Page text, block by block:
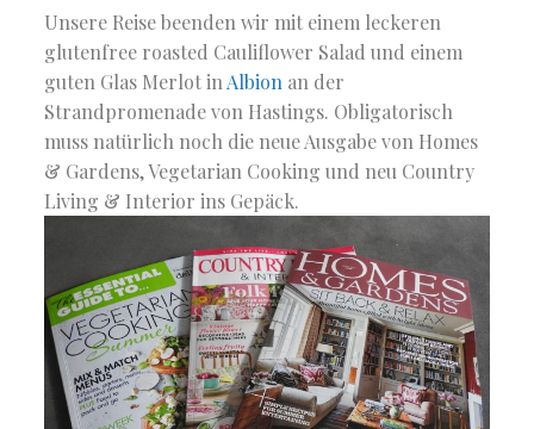
Unsere Reise beenden wir mit einem leckeren
glutenfree roasted Cauliflower Salad und einem
guten Glas Merlot inAlbion an der
Strandpromenade von Hastings. Obligatorisch
muss natürlich noch die neue Ausgabe von Homes
& Gardens, Vegetarian Cooking und neu Country
Living & Interior ins Gepäck.